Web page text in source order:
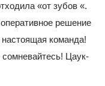
«от зубов «.
решение
команда!
Цаук-